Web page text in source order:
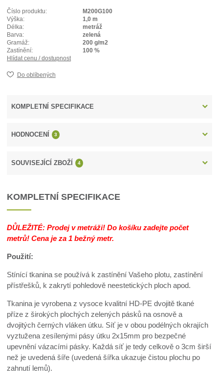
Číslo produktu:
M200G100
Výška:
1,0 m
Délka:
metráž
Barva:
zelená
Gramáž:
200 g/m2
Zastínění:
100 %
Hlídat cenu / dostupnost
Do oblíbených
KOMPLETNÍ SPECIFIKACE
HODNOCENÍ 3
SOUVISEJÍCÍ ZBOŽÍ 4
KOMPLETNÍ SPECIFIKACE
DŮLEŽITÉ: Prodej v metráži! Do košíku zadejte počet
metrů! Cena je za 1 bežný metr.
Použití:
Stínící tkanina se používá k zastínění Vašeho plotu, zastínění
přístřešků, k zakrytí pohledově neestetických ploch apod.
Tkanina je vyrobena z vysoce kvalitní HD-PE dvojitě tkané
příze z širokých plochých zelených pásků na osnově a
dvojitých černých vláken útku. Síť je v obou podélných okrajích
vyztužena zesílenými pásy útku 2x15mm pro bezpečné
upevnění vázacími pásky. Každá síť je tedy celkově o 3cm širší
než je uvedená šíře (uvedená šířka ukazuje čistou plochu po
zahnutí lemů).